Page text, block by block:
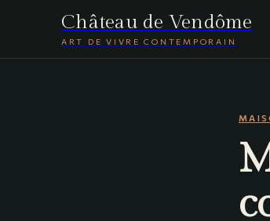
Château de Vendôme
ART DE VIVRE CONTEMPORAIN